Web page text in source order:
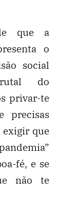
que a
o
social
do
privar-te
precisas
exigir que
fé, e se
não te